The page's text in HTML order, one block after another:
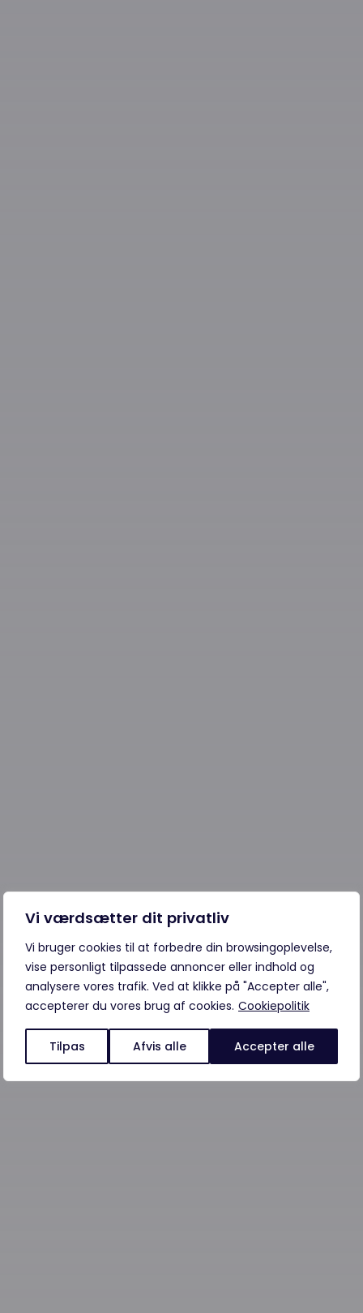
Vi værdsætter dit privatliv
Vi bruger cookies til at forbedre din browsingoplevelse,
vise personligt tilpassede annoncer eller indhold og
analysere vores trafik. Ved at klikke på "Accepter alle",
accepterer du vores brug af cookies. Cookiepolitik
Tilpas Afvis alle Accepter alle